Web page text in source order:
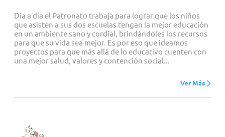
Día a día el Patronato trabaja para lograr que los niños
que asisten a sus dos escuelas tengan la mejor educación
en un ambiente sano y cordial, brindándoles los recursos
para que su vida sea mejor. Es por eso que ideamos
proyectos para que más allá de lo educativo cuenten con
una mejor salud, valores y contención social...
Ver Más